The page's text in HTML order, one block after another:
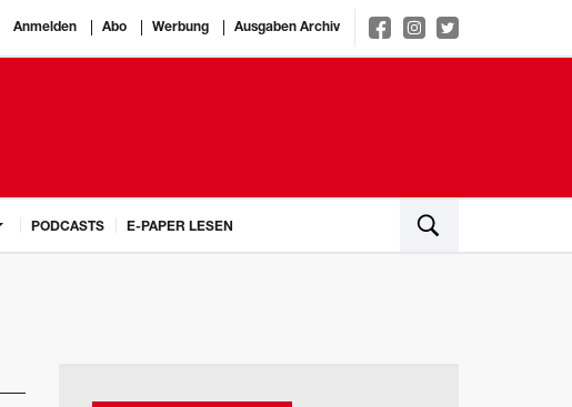
Anmelden Abo Werbung Ausgaben Archiv
PODCASTS E-PAPER LESEN